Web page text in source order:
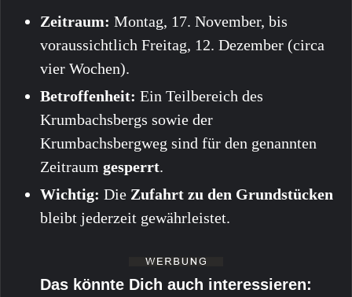
Zeitraum: Montag, 17. November, bis
voraussichtlich Freitag, 12. Dezember (circa
vier Wochen).
Betroffenheit: Ein Teilbereich des
Krumbachsbergs sowie der
Krumbachsbergweg sind für den genannten
Zeitraum gesperrt.
Wichtig: Die Zufahrt zu den Grundstücken
bleibt jederzeit gewährleistet.
Das könnte Dich auch interessieren: